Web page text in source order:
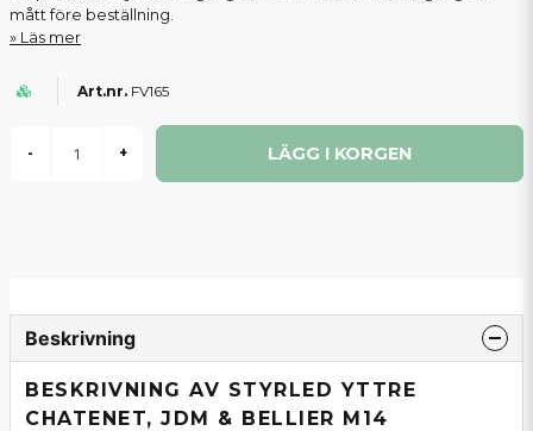
mått före beställning.
Läs mer
FV165
- + LÄGG I KORGEN
Beskrivning
BESKRIVNING AV STYRLED YTTRE
CHATENET, JDM & BELLIER M14